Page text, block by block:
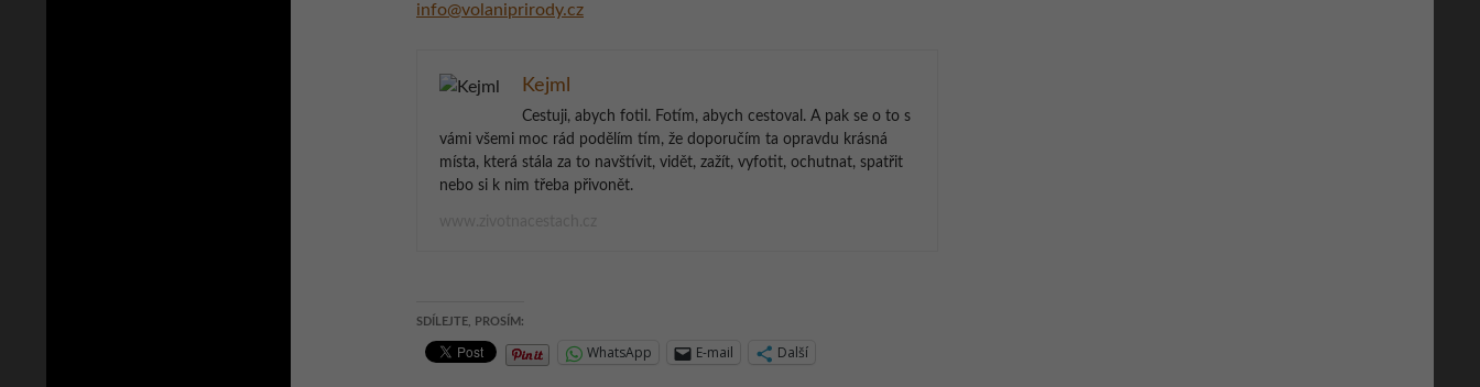
info@volaniprirody.cz
Kejml
Cestuji, abych fotil. Fotím, abych cestoval. A pak se o to s
vámi všemi moc rád podělím tím, že doporučím ta opravdu krásná
místa, která stála za to navštívit, vidět, zažít, vyfotit, ochutnat, spatřit
nebo si k nim třeba přivonět.
SDÍLEJTE, PROSÍM:
WhatsApp E-mail Další